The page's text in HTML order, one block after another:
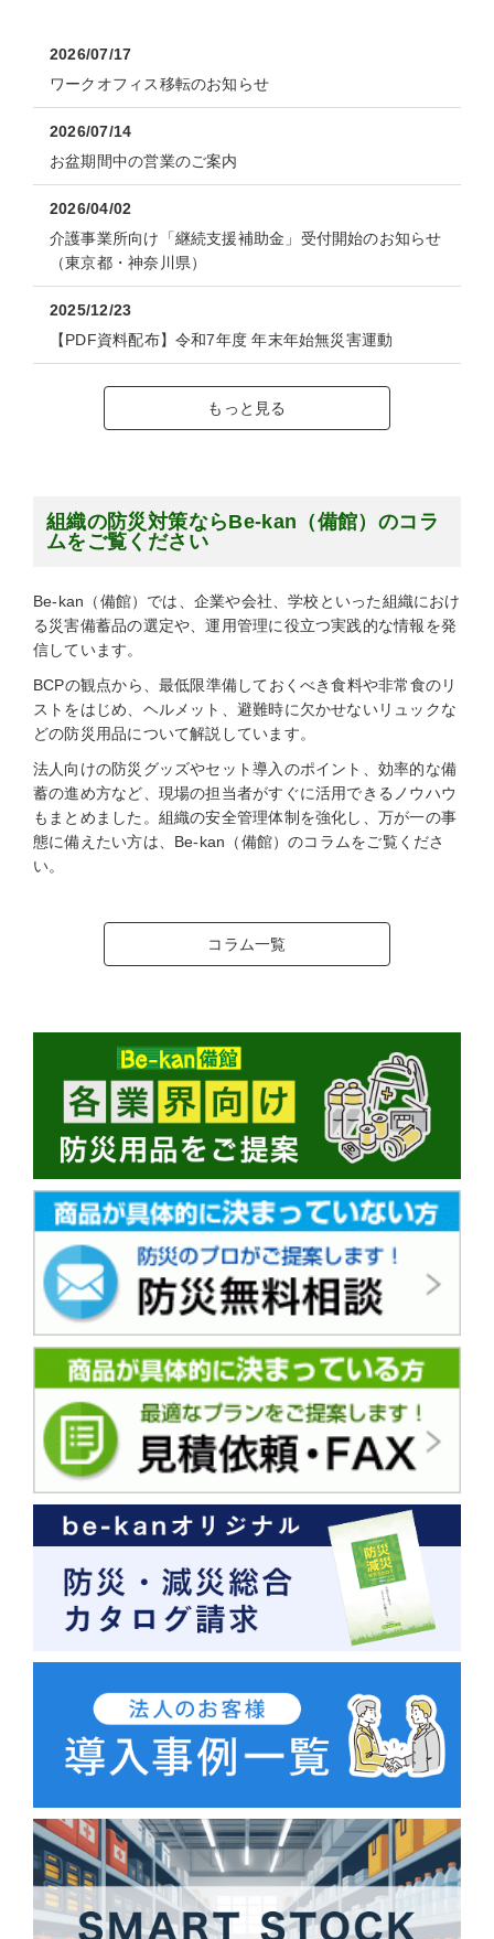
2026/07/17
ワークオフィス移転のお知らせ
2026/07/14
お盆期間中の営業のご案内
2026/04/02
介護事業所向け「継続支援補助金」受付開始のお知らせ
（東京都・神奈川県）
2025/12/23
【PDF資料配布】令和7年度 年末年始無災害運動
もっと見る
組織の防災対策ならBe-kan（備館）のコラ
ムをご覧ください
Be-kan（備館）では、企業や会社、学校といった組織におけ
る災害備蓄品の選定や、運用管理に役立つ実践的な情報を発
信しています。
BCPの観点から、最低限準備しておくべき食料や非常食のリ
ストをはじめ、ヘルメット、避難時に欠かせないリュックな
どの防災用品について解説しています。
法人向けの防災グッズやセット導入のポイント、効率的な備
蓄の進め方など、現場の担当者がすぐに活用できるノウハウ
もまとめました。組織の安全管理体制を強化し、万が一の事
態に備えたい方は、Be-kan（備館）のコラムをご覧くださ
い。
コラム一覧